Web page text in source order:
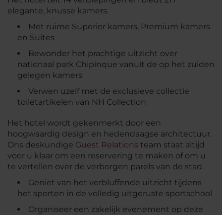
elegante, knusse kamers.
Met ruime Superior kamers, Premium kamers
en Suites
Bewonder het prachtige uitzicht over
nationaal park Chipinque vanuit de op het zuiden
gelegen kamers
Verwen uzelf met de exclusieve collectie
toiletartikelen van NH Collection
Het hotel wordt gekenmerkt door een
hoogwaardig design en hedendaagse architectuur.
Ons deskundige Guest Relations team staat altijd
voor u klaar om een reservering te maken of om u
te vertellen over de verborgen parels van de stad.
Geniet van het verbluffende uitzicht tijdens
het sporten in de volledig uitgeruste sportschool
Organiseer een zakelijk evenement op deze